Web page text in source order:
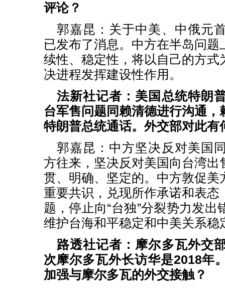
评论？
郭嘉昆：关于中美、中俄元
已发布了消息。中方在半岛问
续性、稳定性，将以自己的方式
决进程发挥建设性作用。
法新社记者：美国总统特朗
台军售问题同赖清德进行沟通
特朗普总统通话。外交部对此有
郭嘉昆：中方坚决反对美国
方往来，坚决反对美国向台湾出
贯、明确、坚定的。中方敦促美
重要共识，兑现所作承诺和表态
题，停止向“台独”分裂势力发
维护台海和平稳定和中美关系稳
路透社记者：摩尔多瓦外交
次摩尔多瓦外长访华是2018年
加强与摩尔多瓦的外交接触？